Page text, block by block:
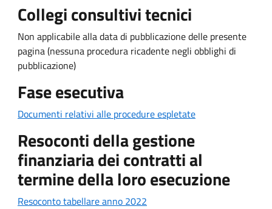
Collegi consultivi tecnici
Non applicabile alla data di pubblicazione delle presente
pagina (nessuna procedura ricadente negli obblighi di
pubblicazione)
Fase esecutiva
Documenti relativi alle procedure espletate
Resoconti della gestione
finanziaria dei contratti al
termine della loro esecuzione
Resoconto tabellare anno 2022